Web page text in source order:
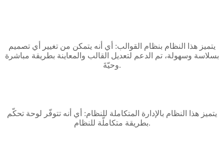
يتميز هذا النظام بنظام القوالب: أي أنه يتمكن من تغيير أي تصميم
بسلاسة وسهولة، تم الدعم لتعديل القالب والمعاينة بطريقة مباشرة
وحيّةَ.
يتميز هذا النظام بالإدارة المتكاملة للنظام: أي أنه تتوفّر لوحة تحكّم
بطريقة متكاملّة للنظام.